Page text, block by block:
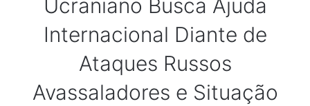
Ucraniano Busca Ajuda
Internacional Diante de
Ataques Russos
Avassaladores e Situação